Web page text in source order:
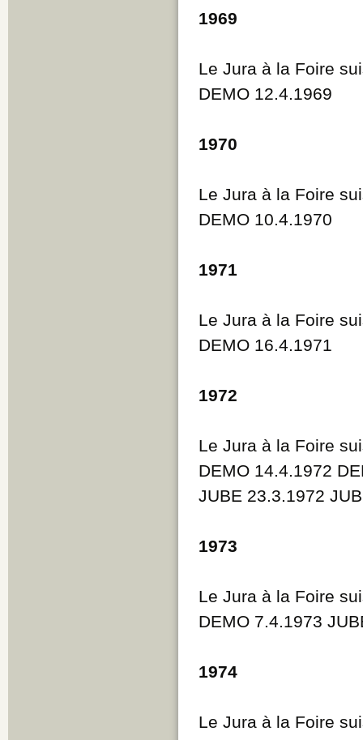
1969
Le Jura à la Foire
DEMO 12.4.1969
1970
Le Jura à la Foire
DEMO 10.4.1970
1971
Le Jura à la Foire
DEMO 16.4.1971
1972
Le Jura à la Foire
DEMO 14.4.1972
JUBE 23.3.1972
1973
Le Jura à la Foire
DEMO 7.4.1973
1974
Le Jura à la Foire